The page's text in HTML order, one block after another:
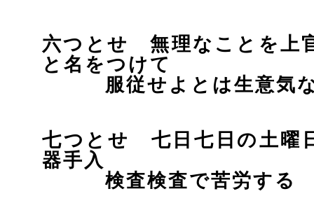
六つとせ 無理なことを上
と名をつけて
服従せよとは生意気
七つとせ 七日七日の土曜
器手入
検査検査で苦労する